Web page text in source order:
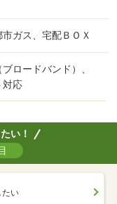
ガス、宅配ＢＯＸ
ロードバンド）、
対応
い！
たい